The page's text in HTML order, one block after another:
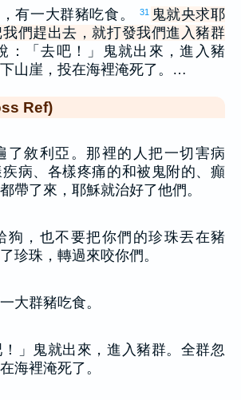
有一大群豬吃食。 31
鬼就央求耶
們趕出去，就打發我們進入豬群
：「去吧！」鬼就出來，進入豬
山崖，投在海裡淹死了。…
Ref)
了敘利亞。那裡的人把一切害病
病、各樣疼痛的和被鬼附的、癲
帶了來，耶穌就治好了他們。
狗，也不要把你們的珍珠丟在豬
珍珠，轉過來咬你們。
大群豬吃食。
」鬼就出來，進入豬群。全群忽
海裡淹死了。